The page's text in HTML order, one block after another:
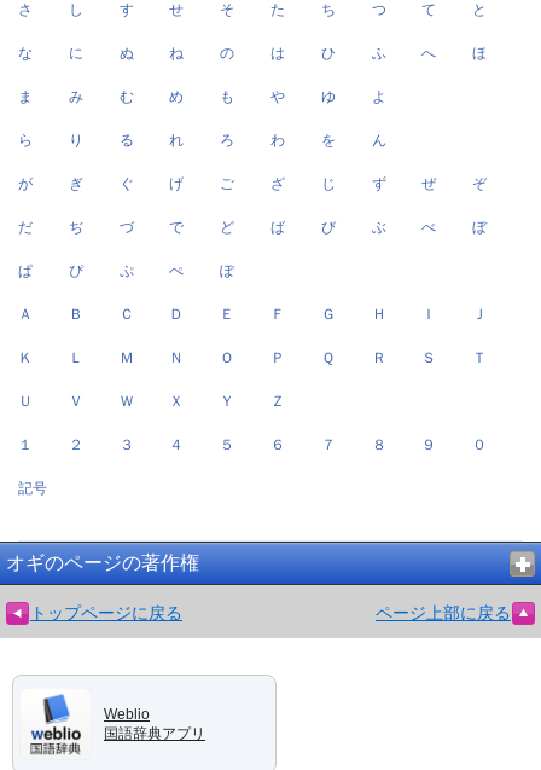
さ し す せ そ た ち つ て と
な に ぬ ね の は ひ ふ へ ほ
ま み む め も や ゆ よ
ら り る れ ろ わ を ん
が ぎ ぐ げ ご ざ じ ず ぜ ぞ
だ ぢ づ で ど ば び ぶ べ ぼ
ぱ ぴ ぷ ぺ ぽ
Ａ Ｂ Ｃ Ｄ Ｅ Ｆ Ｇ Ｈ Ｉ Ｊ
Ｋ Ｌ Ｍ Ｎ Ｏ Ｐ Ｑ Ｒ Ｓ Ｔ
Ｕ Ｖ Ｗ Ｘ Ｙ Ｚ
１ ２ ３ ４ ５ ６ ７ ８ ９ ０
記号
オギのページの著作権
トップページに戻る ページ上部に戻る
Weblio
国語辞典アプリ